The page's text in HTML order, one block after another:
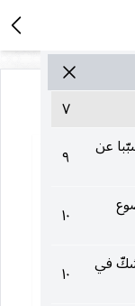
٧
عن
٩
١٠
في
١٠